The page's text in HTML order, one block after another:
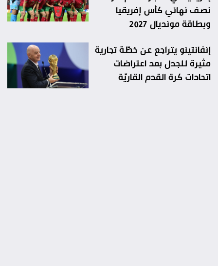
نصف نهائي كأس إفريقيا
وبطاقة مونديال 2027
إنفانتينو يتراجع عن خطّة تجارية
مثيرة للجدل بعد اعتراضات
اتحادات كرة القدم القاريّة